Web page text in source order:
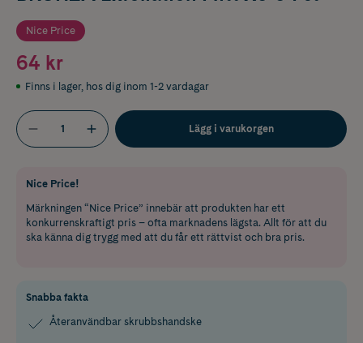
Nice Price
64 kr
Finns i lager, hos dig inom 1-2 vardagar
Lägg i varukorgen
Nice Price!
Märkningen “Nice Price” innebär att produkten har ett
konkurrenskraftigt pris – ofta marknadens lägsta. Allt för att du
ska känna dig trygg med att du får ett rättvist och bra pris.
Snabba fakta
Återanvändbar skrubbshandske